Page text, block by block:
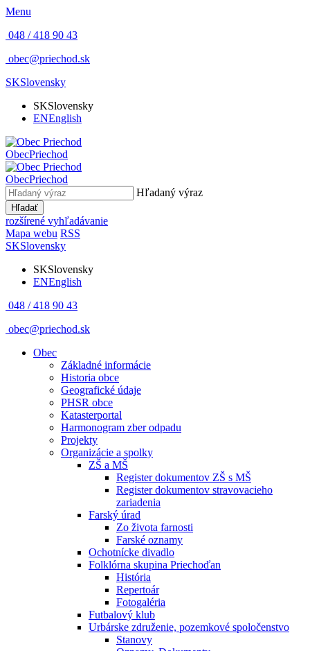
Menu
048 / 418 90 43
obec@priechod.sk
SKSlovensky
SKSlovensky
ENEnglish
ObecPriechod
ObecPriechod
Hľadaný výraz
Hľadať
rozšírené vyhľadávanie
Mapa webu RSS
SKSlovensky
SKSlovensky
ENEnglish
048 / 418 90 43
obec@priechod.sk
Obec
Základné informácie
Historia obce
Geografické údaje
PHSR obce
Katasterportal
Harmonogram zber odpadu
Projekty
Organizácie a spolky
ZŠ a MŠ
Register dokumentov ZŠ s MŠ
Register dokumentov stravovacieho
zariadenia
Farský úrad
Zo života farnosti
Farské oznamy
Ochotnícke divadlo
Folklórna skupina Priechoďan
História
Repertoár
Fotogaléria
Futbalový klub
Urbárske združenie, pozemkové spoločenstvo
Stanovy